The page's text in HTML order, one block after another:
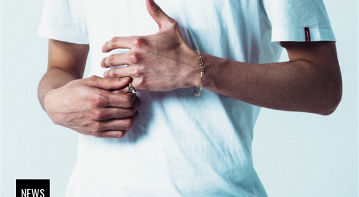
NEWS